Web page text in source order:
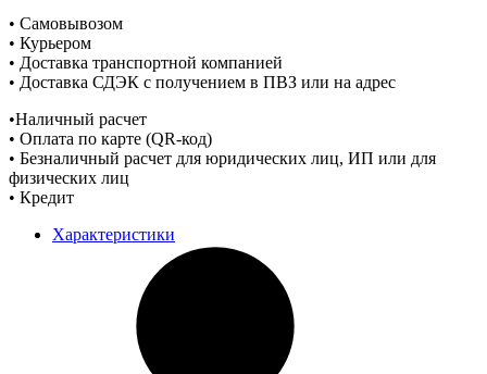
• Самовывозом
• Курьером
• Доставка транспортной компанией
• Доставка СДЭК с получением в ПВЗ или на адрес
•Наличный расчет
• Оплата по карте (QR-код)
• Безналичный расчет для юридических лиц, ИП или для
физических лиц
• Кредит
Характеристики